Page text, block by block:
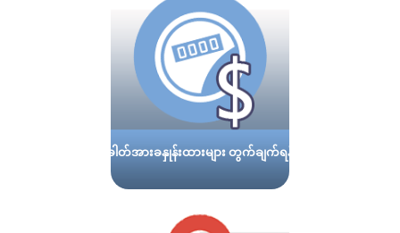
ဓါတ်အားခနှုန်းထားများ တွက်ချက်ရန်